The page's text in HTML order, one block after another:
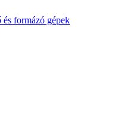
formázó gépek